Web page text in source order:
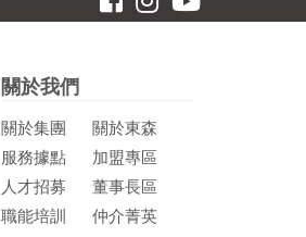
關於我們
關於集團
關於東森
服務據點
加盟專區
人才招募
董事長區
職能培訓
仲介菁英